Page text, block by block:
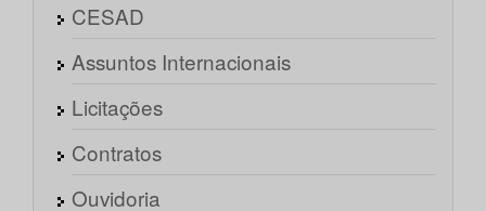
CESAD
Assuntos Internacionais
Licitações
Contratos
Ouvidoria